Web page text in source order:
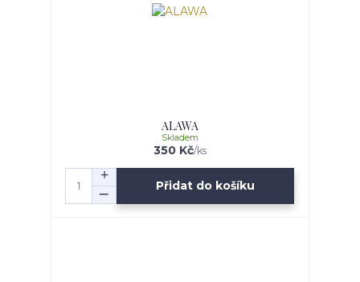
ALAWA
350 Kč/ks
Skladem
Přidat do košíku